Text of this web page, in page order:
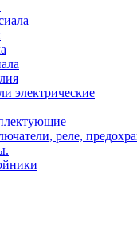
электрические
реле,